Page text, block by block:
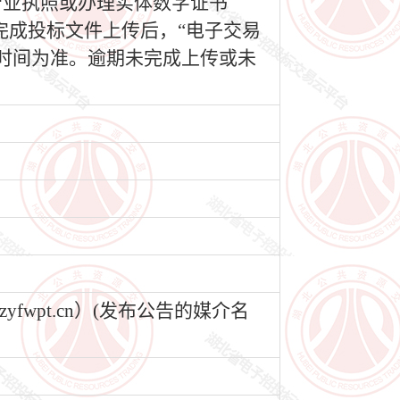
成投标文件上传后，“电子交易
间为准。逾期未完成上传或未
）(发布公告的媒介名